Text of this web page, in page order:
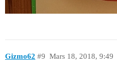
Gizmo62 Mars 18, 2018, 9:49
#9